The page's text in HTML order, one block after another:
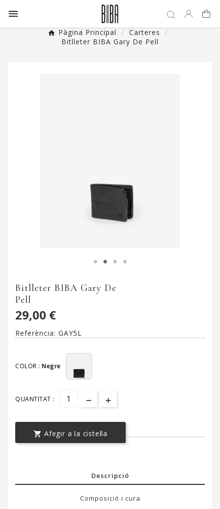

Pàgina Principal
Carteres
Bitlleter BIBA Gary De Pell
Bitlleter BIBA Gary De
Pell
29,00 €
Referència: GAY5L
COLOR : Negre
QUANTITAT :
 Afegir a la cistella
Descripció
Composició i cura